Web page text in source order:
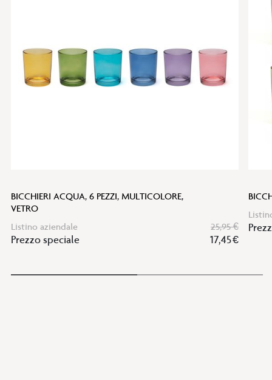
BICCHIERI ACQUA, 6 PEZZI, MULTICOLORE,
VETRO
Listino aziendale
25,95 €
Prezzo speciale 17,45 €